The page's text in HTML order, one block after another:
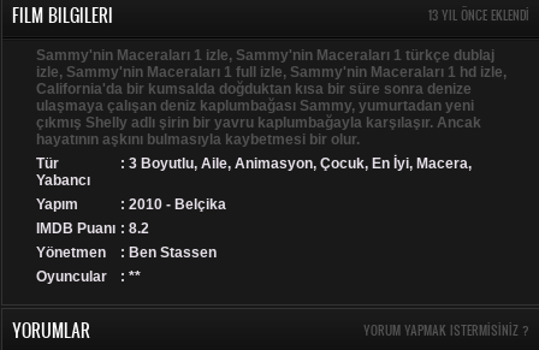
FILM BILGILERI 13 YIL ÖNCE EKLENDI
Sammy'nin Maceraları 1 izle, Sammy'nin Maceraları 1 türkçe dublaj
izle, Sammy'nin Maceraları 1 full izle, Sammy'nin Maceraları 1 hd izle,
California'da bir kumsalda doğduktan kısa bir süre sonra denize
ulaşmaya çalışan deniz kaplumbağası Sammy, yumurtadan yeni
çıkmış Shelly adlı şirin bir yavru kaplumbağayla karşılaşır. Ancak
hayatının aşkını bulmasıyla kaybetmesi bir olur.
Tür
: 3 Boyutlu, Aile, Animasyon, Çocuk, En İyi, Macera,
Yabancı
Yapım
: 2010 - Belçika
IMDB Puanı : 8.2
Yönetmen
: Ben Stassen
Oyuncular
: **
YORUMLAR YORUM YAPMAK ISTERMISINIZ ?